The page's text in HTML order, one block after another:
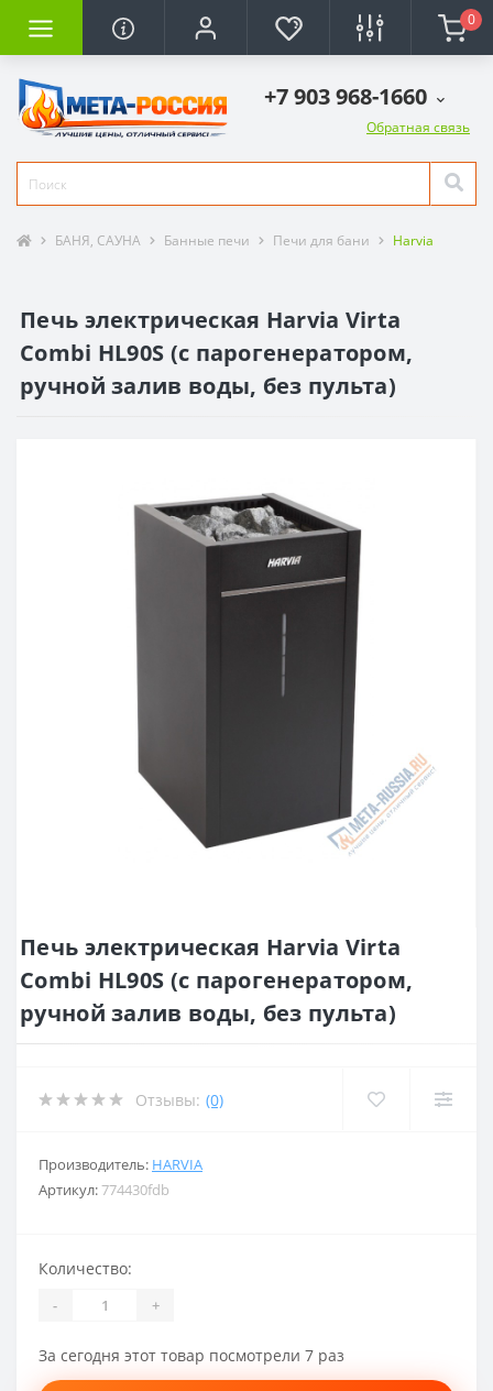
0
+7 903 968-1660
Обратная связь
БАНЯ, САУНА Банные печи Печи для бани Harvia
Печь электрическая Harvia Virta
Combi HL90S (с парогенератором,
ручной залив воды, без пульта)
Печь электрическая Harvia Virta
Combi HL90S (с парогенератором,
ручной залив воды, без пульта)
Отзывы: (0)
Производитель: HARVIA
Артикул:774430fdb
Количество:
- +
За сегодня этот товар посмотрели 7 раз